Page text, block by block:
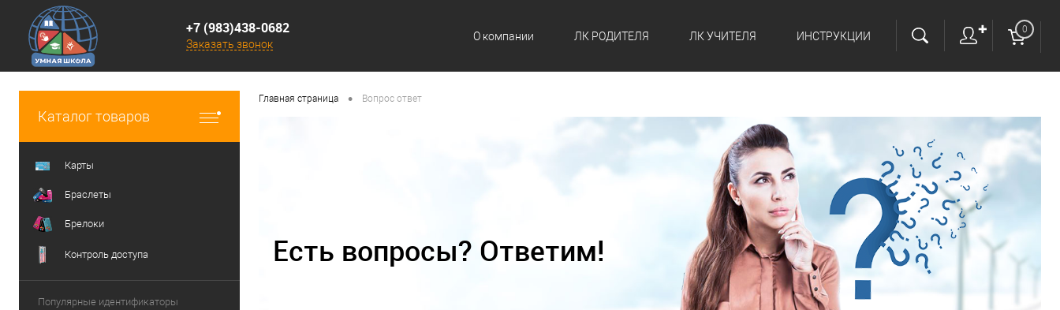
+7 (983)438-0682
Заказать звонок
О компании ЛК РОДИТЕЛЯ ЛК УЧИТЕЛЯ ИНСТРУКЦИИ
✚ 0
Каталог товаров
Карты
Браслеты
Брелоки
Контроль доступа
Популярные идентификаторы
Главная страница • Вопрос ответ
Есть вопросы? Ответим!